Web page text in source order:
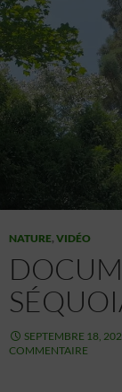
NATURE, VIDÉO
SEPTEMBRE 18,
COMMENTAIRE